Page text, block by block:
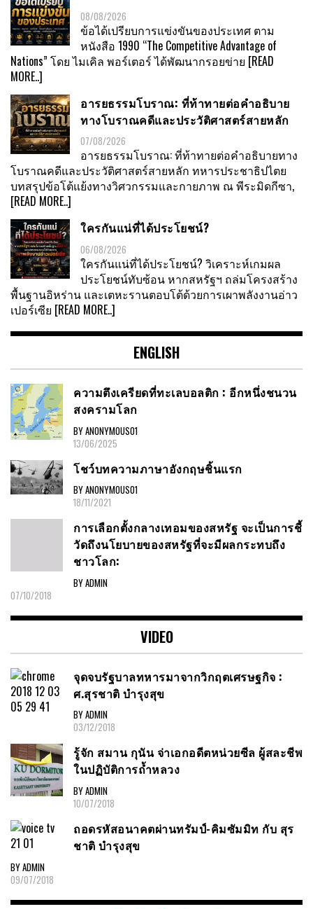
08/08/2026
ข้อได้เปรียบการแข่งขันของประเทศ ตาม
หนังสือ 1990 “The Competitive Advantage of
Nations” โดย ไมเคิล พอร์เตอร์ ได้พัฒนากรอยข่าย [READ
MORE..]
อารยธรรมโบราณ: ที่ท้าทายต่อคำอธิบาย
ทางโบราณคดีและประวัติศาสตร์สายหลัก
07/08/2026
อารยธรรมโบราณ: ที่ท้าทายต่อคำอธิบายทาง
โบราณคดีและประวัติศาสตร์สายหลัก ทหารประชาธิปไตย
บทสรุปข้อโต้แย้งทางวิศวกรรมและกายภาพ ณ พีระมิดกีซา,
[READ MORE..]
ใครกันแน่ที่ได้ประโยชน์?
06/08/2026
ใครกันแน่ที่ได้ประโยชน์? วิเคราะห์เกมผล
ประโยชน์ทับซ้อน หากสหรัฐฯ ถล่มโครงสร้าง
พื้นฐานอิหร่าน และเตหะรานตอบโต้ด้วยการเผาพลังงานอ่าว
เปอร์เซีย [READ MORE..]
ENGLISH
ความตึงเครียดที่ทะเลบอลติก : อีกหนึ่งชนวน
สงครามโลก
BY ANONYMOUS01
13/06/2025
โชว์บทความภาษาอังกฤษชิ้นแรก
BY ANONYMOUS01
18/11/2021
การเลือกตั้งกลางเทอมของสหรัฐ จะเป็นการชี้
วัดถึงนโยบายของสหรัฐที่จะมีผลกระทบถึง
ชาวโลก:
BY ADMIN
07/10/2018
VIDEO
จุดจบรัฐบาลทหารมาจากวิกฤตเศรษฐกิจ :
ศ.สุรชาติ บำรุงสุข
BY ADMIN
03/12/2018
รู้จัก สมาน กุนัน จ่าเอกอดีตหน่วยซีล ผู้สละชีพ
ในปฏิบัติการถ้ำหลวง
BY ADMIN
10/07/2018
ถอดรหัสอนาคตผ่านทรัมป์-คิมซัมมิท กับ สุร
ชาติ บำรุงสุข
BY ADMIN
09/07/2018